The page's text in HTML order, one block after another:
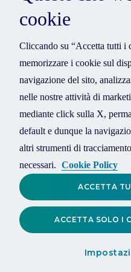
cookie
Cliccando su “Accetta tutti i
memorizzare i cookie sul
navigazione del sito,
nelle nostre attività di
mediante click sulla X,
default e dunque la
altri strumenti di
necessari. Cookie Policy
ACCETTA SOLO I
ACCETTA